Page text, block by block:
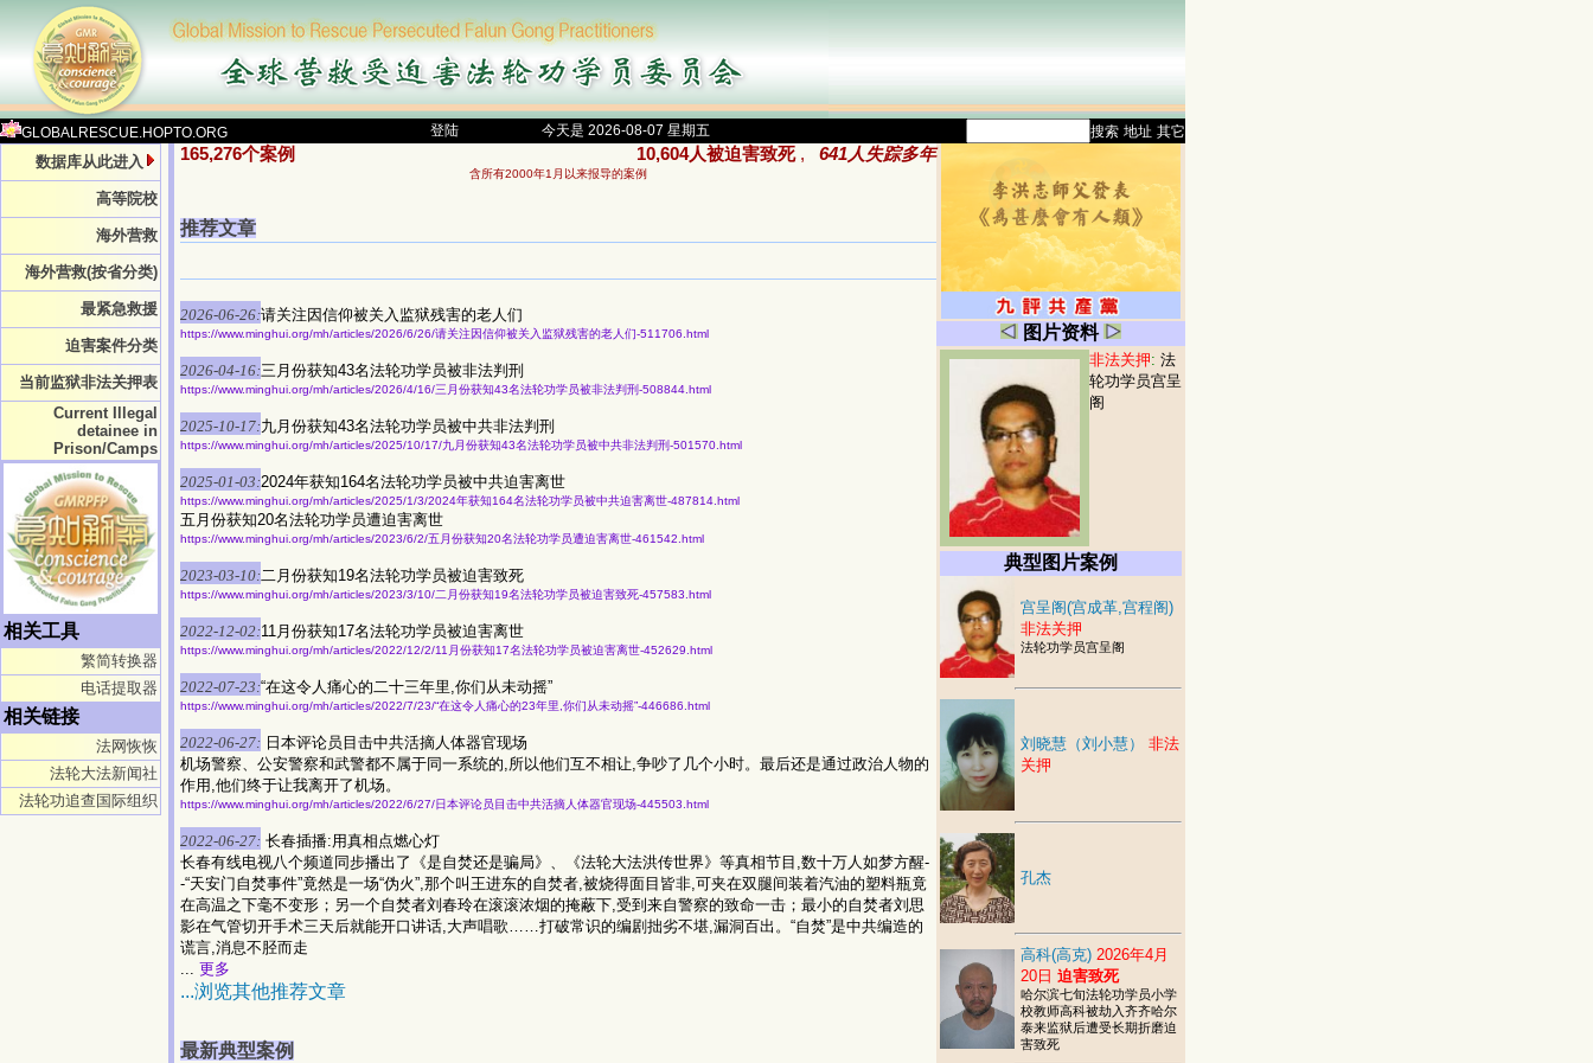
GLOBALRESCUE.HOPTO.ORG 登陆 今天是 2026-08-07 星期五 搜索 地址 其它
数据库从此进入
高等院校
海外营救
海外营救(按省分类)
最紧急救援
迫害案件分类
当前监狱非法关押表
Current Illegal
detainee in
Prison/Camps
相关工具
繁简转换器
电话提取器
相关链接
法网恢恢
法轮大法新闻社
法轮功追查国际组织
165,276个案例 10,604人被迫害致死 , 641人失踪多年
含所有2000年1月以来报导的案例
推荐文章
2026-06-26:请关注因信仰被关入监狱残害的老人们
https://www.minghui.org/mh/articles/2026/6/26/请关注因信仰被关入监狱残害的老人们-511706.html
2026-04-16:三月份获知43名法轮功学员被非法判刑
https://www.minghui.org/mh/articles/2026/4/16/三月份获知43名法轮功学员被非法判刑-508844.html
2025-10-17:九月份获知43名法轮功学员被中共非法判刑
https://www.minghui.org/mh/articles/2025/10/17/九月份获知43名法轮功学员被中共非法判刑-501570.html
2025-01-03:2024年获知164名法轮功学员被中共迫害离世
https://www.minghui.org/mh/articles/2025/1/3/2024年获知164名法轮功学员被中共迫害离世-487814.html
五月份获知20名法轮功学员遭迫害离世
https://www.minghui.org/mh/articles/2023/6/2/五月份获知20名法轮功学员遭迫害离世-461542.html
2023-03-10: 二月份获知19名法轮功学员被迫害致死
https://www.minghui.org/mh/articles/2023/3/10/二月份获知19名法轮功学员被迫害致死-457583.html
2022-12-02:11月份获知17名法轮功学员被迫害离世
https://www.minghui.org/mh/articles/2022/12/2/11月份获知17名法轮功学员被迫害离世-452629.html
2022-07-23:“在这令人痛心的二十三年里,你们从未动摇”
https://www.minghui.org/mh/articles/2022/7/23/“在这令人痛心的23年里,你们从未动摇”-446686.html
2022-06-27: 日本评论员目击中共活摘人体器官现场
机场警察、公安警察和武警都不属于同一系统的,所以他们互不相让,争吵了几个小时。最后还是通过政治人物的
作用,他们终于让我离开了机场。
https://www.minghui.org/mh/articles/2022/6/27/日本评论员目击中共活摘人体器官现场-445503.html
2022-06-27: 长春插播:用真相点燃心灯
长春有线电视八个频道同步播出了《是自焚还是骗局》、《法轮大法洪传世界》等真相节目,数十万人如梦方醒-
-“天安门自焚事件”竟然是一场“伪火”,那个叫王进东的自焚者,被烧得面目皆非,可夹在双腿间装着汽油的塑料瓶竟
在高温之下毫不变形；另一个自焚者刘春玲在滚滚浓烟的掩蔽下,受到来自警察的致命一击；最小的自焚者刘思
影在气管切开手术三天后就能开口讲话,大声唱歌……打破常识的编剧拙劣不堪,漏洞百出。“自焚”是中共编造的
谎言,消息不胫而走
更多
...浏览其他推荐文章
最新典型案例
图片资料
非法关押: 法
轮功学员宫呈
阁
典型图片案例
宫呈阁(宫成革,宫程阁)
非法关押
法轮功学员宫呈阁
刘晓慧（刘小慧） 非法
关押
孔杰
高科(高克) 2026年4月
20日 迫害致死
哈尔滨七旬法轮功学员小学
校教师高科被劫入齐齐哈尔
泰来监狱后遭受长期折磨迫
害致死